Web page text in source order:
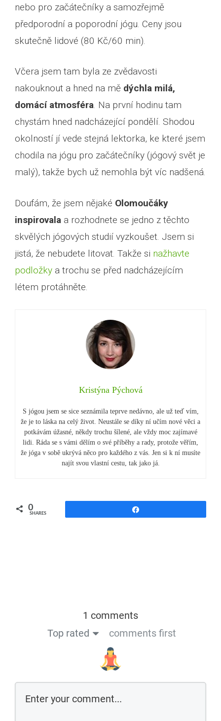
nebo pro začátečníky a samozřejmě
předporodní a poporodní jógu. Ceny jsou
skutečně lidové (80 Kč/60 min).
Včera jsem tam byla ze zvědavosti
nakouknout a hned na mě dýchla milá,
domácí atmosféra. Na první hodinu tam
chystám hned nadcházející pondělí. Shodou
okolností jí vede stejná lektorka, ke které jsem
chodila na jógu pro začátečníky (jógový svět je
malý), takže bych už nemohla být víc nadšená.
Doufám, že jsem nějaké Olomoučáky
inspirovala a rozhodnete se jedno z těchto
skvělých jógových studií vyzkoušet. Jsem si
jistá, že nebudete litovat. Takže si nažhavte
podložky a trochu se před nadcházejícím
létem protáhněte.
Kristýna Pýchová
S jógou jsem se sice seznámila teprve nedávno, ale už teď vím,
že je to láska na celý život. Neustále se díky ní učím nové věci a
potkávám úžasné, někdy trochu šílené, ale vždy moc zajímavé
lidi. Ráda se s vámi dělím o své příběhy a rady, protože věřím,
že jóga v sobě ukrývá něco pro každého z vás. Jen si k ní musíte
najít svou vlastní cestu, tak jako já.
0
SHARES
1 comments
Top rated
comments first